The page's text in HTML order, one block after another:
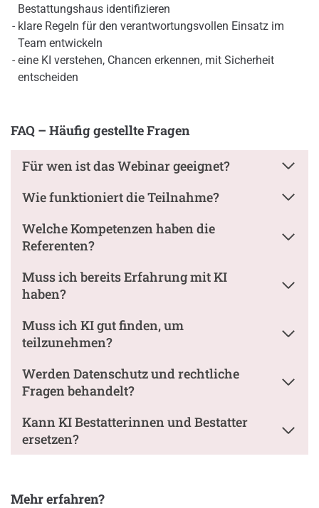
Bestattungshaus identifizieren
klare Regeln für den verantwortungsvollen Einsatz im
Team entwickeln
eine KI verstehen, Chancen erkennen, mit Sicherheit
entscheiden
FAQ – Häufig gestellte Fragen
Für wen ist das Webinar geeignet?
Wie funktioniert die Teilnahme?
Welche Kompetenzen haben die
Referenten?
Muss ich bereits Erfahrung mit KI
haben?
Muss ich KI gut finden, um
teilzunehmen?
Werden Datenschutz und rechtliche
Fragen behandelt?
Kann KI Bestatterinnen und Bestatter
ersetzen?
Mehr erfahren?